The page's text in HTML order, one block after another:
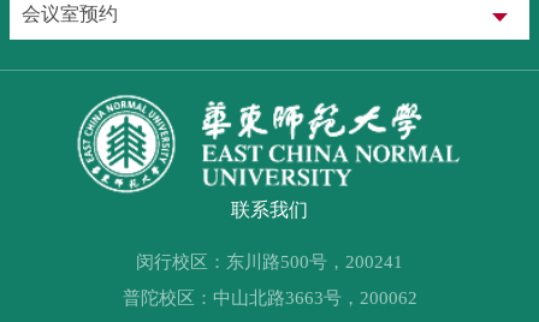
会议室预约
联系我们
闵行校区：东川路500号，200241
普陀校区：中山北路3663号，200062